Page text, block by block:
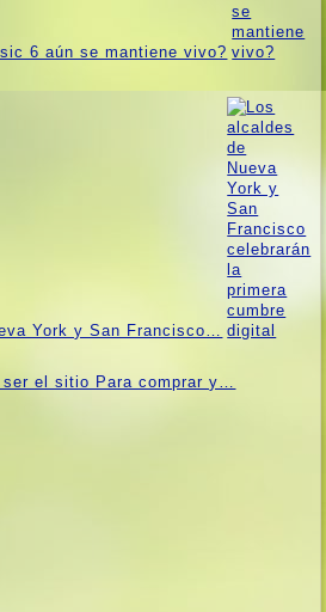
6 aún se mantiene vivo?
York y San Francisco…
el sitio Para comprar y…